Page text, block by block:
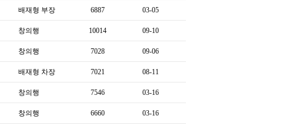
배재형 부장 6887 03-05
창의행 10014 09-10
창의행 7028 09-06
배재형 차장 7021 08-11
창의행 7546 03-16
창의행 6660 03-16